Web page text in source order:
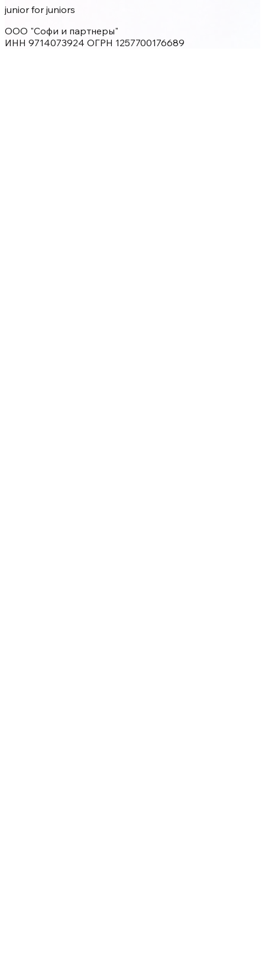
junior for juniors
ООО "Софи и партнеры"
ИНН 9714073924 ОГРН 1257700176689